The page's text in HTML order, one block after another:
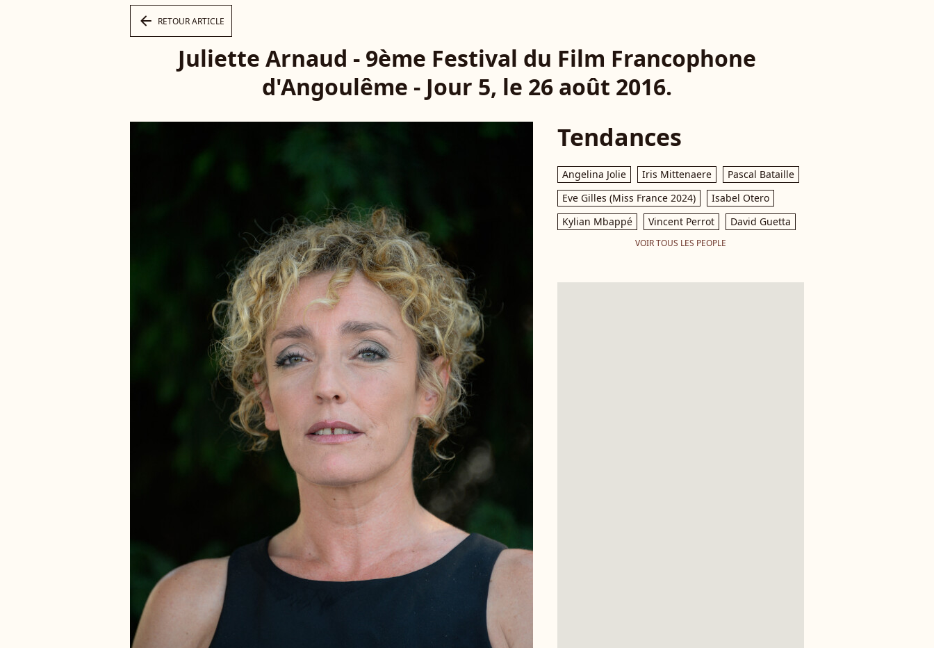
arrow_left RETOUR ARTICLE
Juliette Arnaud - 9ème Festival du Film Francophone
d'Angoulême - Jour 5, le 26 août 2016.
Tendances
Angelina Jolie Iris Mittenaere
Pascal Bataille
Eve Gilles (Miss France 2024)
Isabel Otero
Kylian Mbappé
Vincent Perrot David Guetta
VOIR TOUS LES PEOPLE